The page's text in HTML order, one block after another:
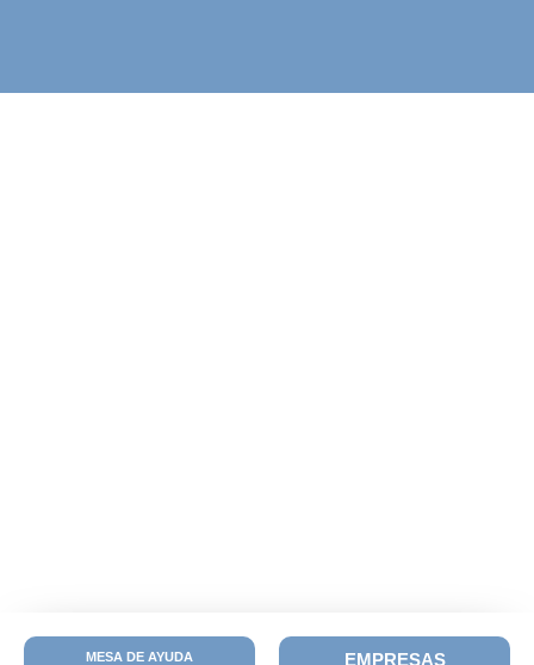
MESA DE AYUDA EMPRESAS